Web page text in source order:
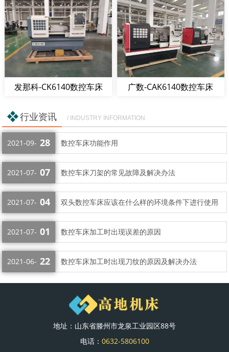
发那科-CK6140数控车床 广数-CAK6140数控车床
行业资讯 / INDUSTRY INFORMATION
2021-09- 28 数控车床功能作用
2021-07- 07 数控车床刀架的常见故障及解决办法
2021-07- 04 双头数控车床应该在什么样的环境条件下进行使用
2021-07- 01 数控车床加工时出现误差的原因
2021-06- 22 数控车床加工时出现刀纹的原因及解决办法
地址：山东省滕州市龙泉工业园区88号
电话： 0632-5806100